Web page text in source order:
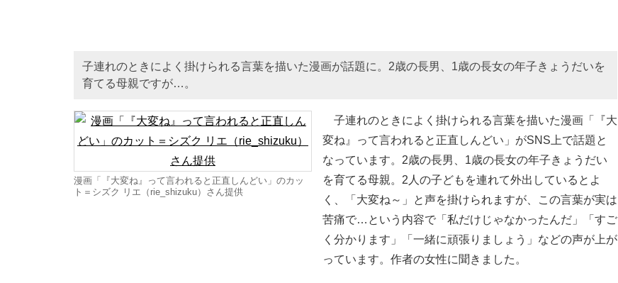
子連れのときによく掛けられる言葉を描いた漫画が話題に。2歳の長男、1歳の長女の年子きょうだいを
育てる母親ですが…。
漫画「『大変ね』って言われると正直しんどい」のカッ
ト＝シズク リエ（rie_shizuku）さん提供
子連れのときによく掛けられる言葉を描いた漫画「『大
変ね』って言われると正直しんどい」がSNS上で話題と
なっています。2歳の長男、1歳の長女の年子きょうだい
を育てる母親。2人の子どもを連れて外出しているとよ
く、「大変ね～」と声を掛けられますが、この言葉が実は
苦痛で…という内容で「私だけじゃなかったんだ」「すご
く分かります」「一緒に頑張りましょう」などの声が上が
っています。作者の女性に聞きました。